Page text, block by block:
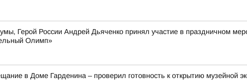
Герой России Андрей Дьяченко принял участие в праздничном
Олимп»
в Доме Гарденина – проверил готовность к открытию музейной